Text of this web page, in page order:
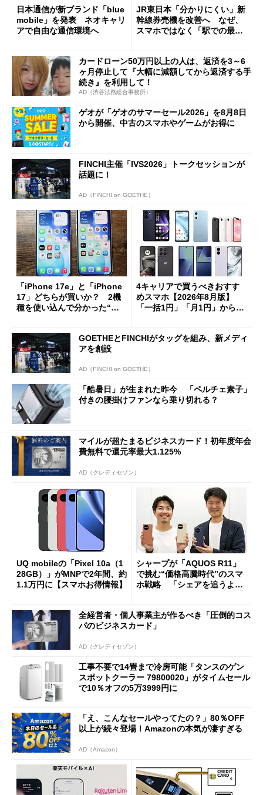
日本通信が新ブランド「blue
mobile」を発表 ネオキャリ
アで自由な通信環境へ
JR東日本「分かりにくい」新
幹線券売機を改善へ なぜ、
スマホではなく「駅での最短
カードローン50万円以上の人は、返済を3～6
ヶ月停止して『大幅に減額してから返済する手
続き』を利用して！
AD（渋谷法務総合事務所）
ゲオが「ゲオのサマーセール2026」を8月8日
から開催、中古のスマホやゲームがお得に
FINCHI主催「IVS2026」トークセッションが
話題に！
AD（FINCHI on GOETHE）
「iPhone 17e」と「iPhone
17」どちらが買いか？ 2機
種を使い込んで分かった“ス
4キャリアで買うべきおすす
めスマホ【2026年8月版】
「一括1円」「月1円」からお
GOETHEとFINCHIがタッグを組み、新メディ
アを創設
AD（FINCHI on GOETHE）
「酷暑日」が生まれた昨今 「ペルチェ素子」
付きの腰掛けファンなら乗り切れる？
マイルが超たまるビジネスカード！初年度年会
費無料で還元率最大1.125%
AD（クレディセゾン）
UQ mobileの「Pixel 10a（1
28GB）」がMNPで2年間、約
1.1万円に【スマホお得情報】
シャープが「AQUOS R11」
で挑む“価格高騰時代”のスマ
ホ戦略 「シェアを追うより
全経営者・個人事業主が作るべき「圧倒的コス
パのビジネスカード」
AD（クレディセゾン）
工事不要で14畳まで冷房可能「タンスのゲン
スポットクーラー 79800020」がタイムセール
で10％オフの5万3999円に
「え、こんなセールやってたの？」80％OFF
以上が続々登場！Amazonの本気が凄すぎる
AD（Amazon）